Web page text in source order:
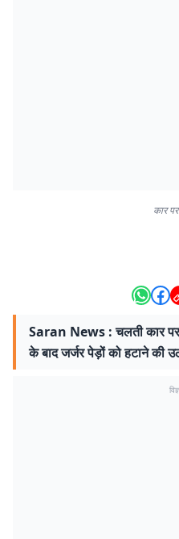
कार
Saran News : चलती कार पर
के बाद जर्जर पेड़ों को हटाने की